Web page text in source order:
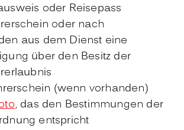
oder Reisepass
oder nach
aus dem Dienst eine
über den Besitz der
(wenn vorhanden)
, das den Bestimmungen der
entspricht